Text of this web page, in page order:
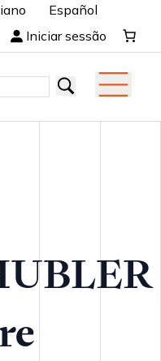
Español
Iniciar sessão